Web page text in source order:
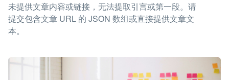
未提供文章内容或链接，无法提取引言或第一段。请
提交包含文章 URL 的 JSON 数组或直接提供文章文
本。